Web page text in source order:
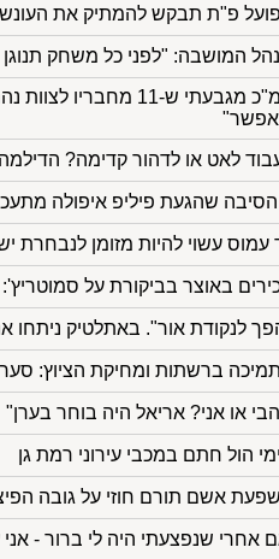
פ"ת תבקש להמתיק את העונש
המושבה: "לפני כל משחק תנוגן
המ"כ מגבעתי ש-11
לאט או לדהור קדימה?
הסיבה שהגעת פיליפ איפולה
עמוס עשוי להיות מזומן לנבחרת
באוצר בביקורת על
לנקודת אור". באתלטיק ניתחו
ברשתות ומחיקת הציוץ:
או אני? אריאל היה בוחר בערן"
הול חתם במכבי עירוני רמת גן
אשם תורם חוזי על גובה
אחרי שנפצעתי היה לי ברור -